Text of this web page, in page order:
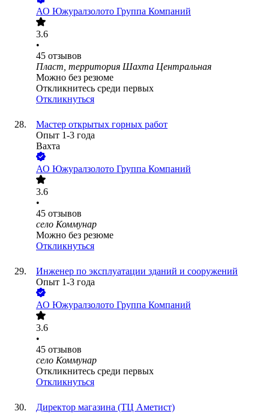
АО Южуралзолото Группа Компаний
3.6
•
45 отзывов
Пласт, территория Шахта Центральная
Можно без резюме
Откликнитесь среди первых
Откликнуться
Мастер открытых горных работ
Опыт 1-3 года
Вахта
АО Южуралзолото Группа Компаний
3.6
•
45 отзывов
село Коммунар
Можно без резюме
Откликнуться
Инженер по эксплуатации зданий и сооружений
Опыт 1-3 года
АО Южуралзолото Группа Компаний
3.6
•
45 отзывов
село Коммунар
Откликнитесь среди первых
Откликнуться
Директор магазина (ТЦ Аметист)